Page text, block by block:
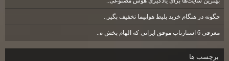
چگونه در هنگام خرید بلیط هواپیما تخفیف بگیر..
معرفی 6 استارتاپ موفق ایرانی که الهام بخش ه..
برچسب ها